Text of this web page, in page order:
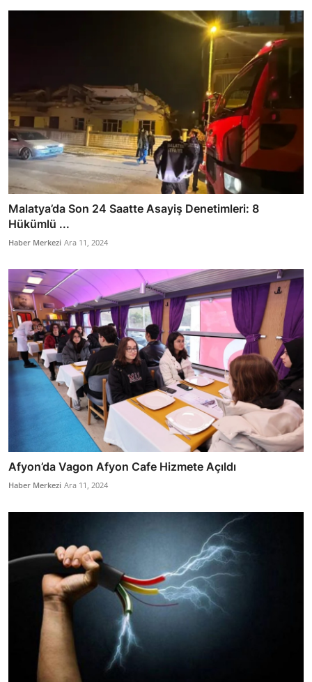
Malatya’da Son 24 Saatte Asayiş Denetimleri: 8
Hükümlü ...
Haber Merkezi Ara 11, 2024
Afyon’da Vagon Afyon Cafe Hizmete Açıldı
Haber Merkezi Ara 11, 2024